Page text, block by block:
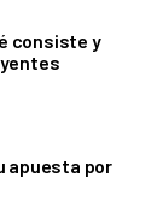
consiste y
apuesta por